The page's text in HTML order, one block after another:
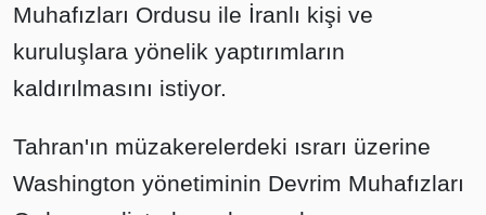
Muhafızları Ordusu ile İranlı kişi ve
kuruluşlara yönelik yaptırımların
kaldırılmasını istiyor.
Tahran'ın müzakerelerdeki ısrarı üzerine
Washington yönetiminin Devrim Muhafızları